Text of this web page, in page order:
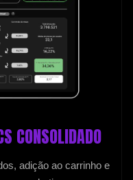
CONSOLIDADO
adição ao carrinho e